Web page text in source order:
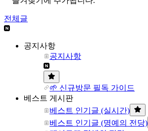
전체글
공지사항
공지사항
🌱 신규방문 필독 가이드
베스트 게시판
베스트 인기글 (실시간)
베스트 인기글 (명예의 전당)